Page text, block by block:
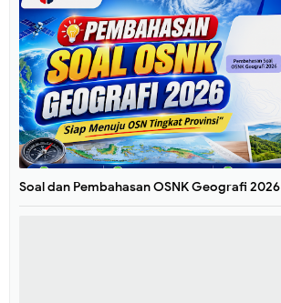
Soal dan Pembahasan OSNK Geografi 2026